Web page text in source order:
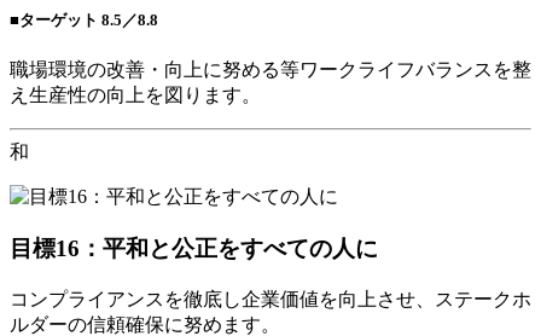
■ターゲット 8.5／8.8
職場環境の改善・向上に努める等ワークライフバランスを整
え生産性の向上を図ります。
和
目標16：平和と公正をすべての人に
コンプライアンスを徹底し企業価値を向上させ、ステークホ
ルダーの信頼確保に努めます。